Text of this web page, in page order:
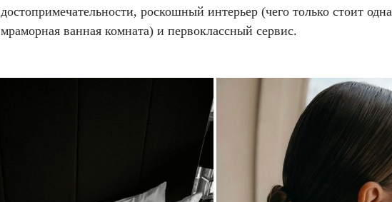
достопримечательности, роскошный интерьер (чего только стоит одна
мраморная ванная комната) и первоклассный сервис.